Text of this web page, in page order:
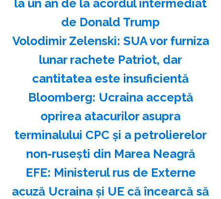
la un an de la acordul intermediat
de Donald Trump
Volodimir Zelenski: SUA vor furniza
lunar rachete Patriot, dar
cantitatea este insuficientă
Bloomberg: Ucraina acceptă
oprirea atacurilor asupra
terminalului CPC şi a petrolierelor
non-ruseşti din Marea Neagră
EFE: Ministerul rus de Externe
acuză Ucraina şi UE că încearcă să